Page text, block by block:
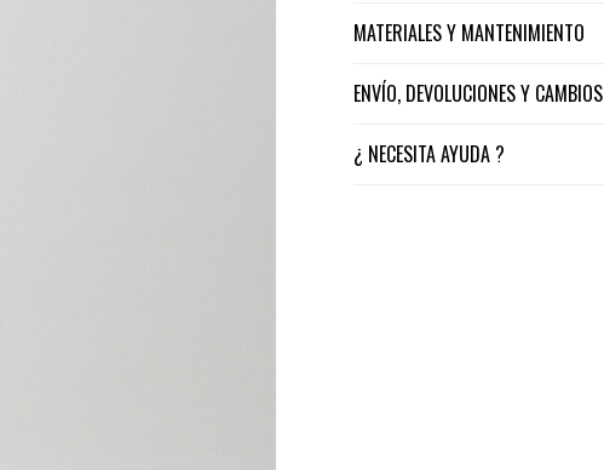
MATERIALES Y MANTENIMIENTO
ENVÍO, DEVOLUCIONES Y CAMBIOS
¿ NECESITA AYUDA ?